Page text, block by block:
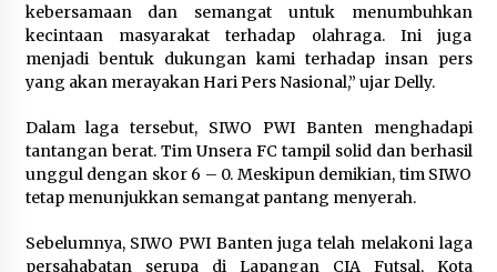
Registrasi Indonesia Sports Summit
2026 Resmi Dibuka, Siap Hadirkan
Pengalaman Beyond the Game
Timnas Indonesia Diharapkan
Bangkit Usai Takluk dari Vietnam di
Piala AFF 2026
8 Agustus 2026
kebersamaan dan semangat untuk menumbuhkan
kecintaan masyarakat terhadap olahraga. Ini juga
menjadi bentuk dukungan kami terhadap insan pers
yang akan merayakan Hari Pers Nasional,” ujar Delly.
Dalam laga tersebut, SIWO PWI Banten menghadapi
tantangan berat. Tim Unsera FC tampil solid dan berhasil
unggul dengan skor 6 – 0. Meskipun demikian, tim SIWO
tetap menunjukkan semangat pantang menyerah.
Sebelumnya, SIWO PWI Banten juga telah melakoni laga
persahabatan serupa di Lapangan CIA Futsal, Kota